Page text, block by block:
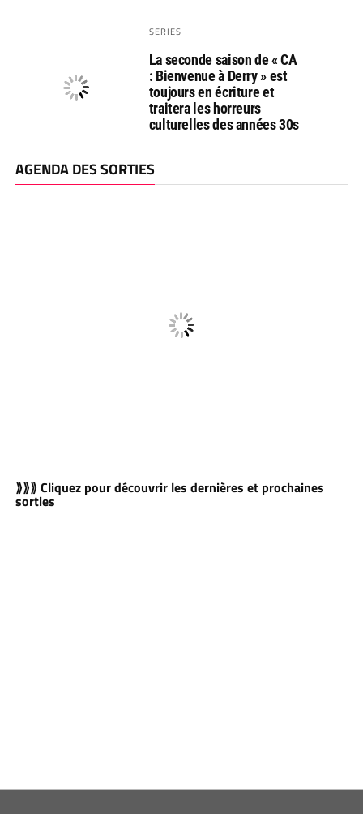
SERIES
La seconde saison de « CA
: Bienvenue à Derry » est
toujours en écriture et
traitera les horreurs
culturelles des années 30s
AGENDA DES SORTIES
⟫⟫⟫ Cliquez pour découvrir les dernières et prochaines
sorties